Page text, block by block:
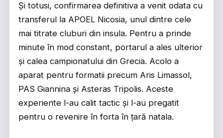
Și totusi, confirmarea definitiva a venit odata cu
transferul la APOEL Nicosia, unul dintre cele
mai titrate cluburi din insula. Pentru a prinde
minute în mod constant, portarul a ales ulterior
și calea campionatului din Grecia. Acolo a
aparat pentru formatii precum Aris Limassol,
PAS Giannina și Asteras Tripolis. Aceste
experiente l-au calit tactic și l-au pregatit
pentru o revenire în forta în țară natala.